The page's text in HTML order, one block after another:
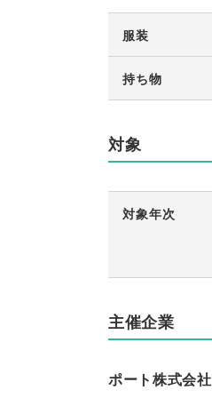
服装
持ち物
対象
対象年次
主催企業
ポート株式会社